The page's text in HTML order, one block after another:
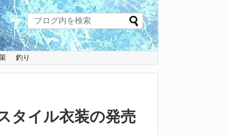
釣り
タイル衣装の発売